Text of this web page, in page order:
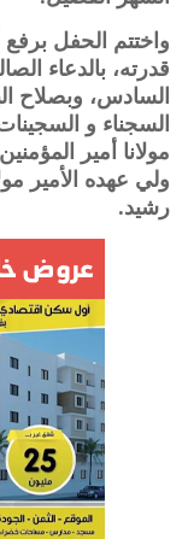
واختتم الحفل
قدرته، بالدعاء
السادس، وبصلاح
السجناء و
مولانا أمير
ولي عهده الأمير
رشيد.